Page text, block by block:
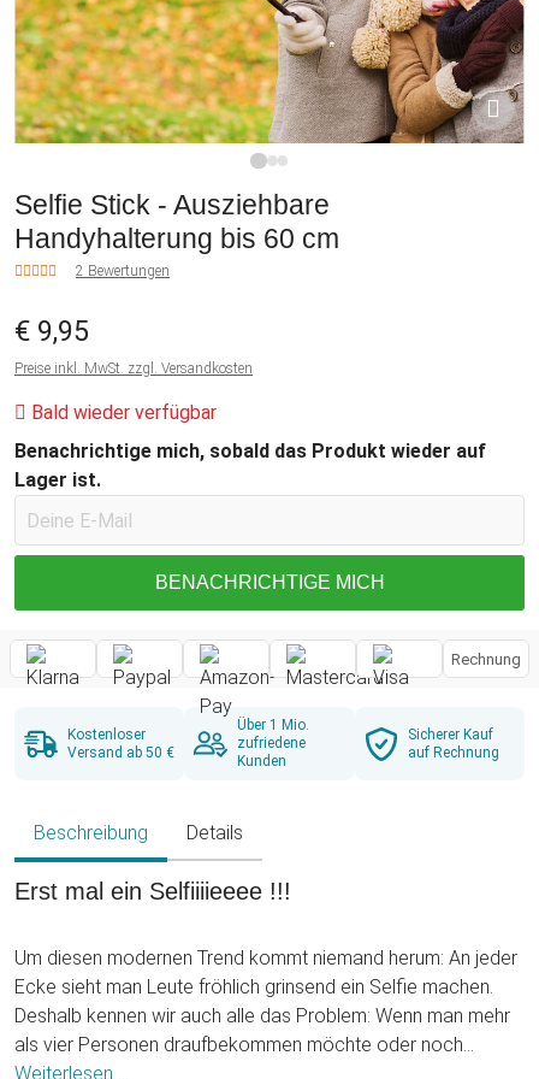
Selfie Stick - Ausziehbare
Handyhalterung bis 60 cm
2 Bewertungen
€ 9,95
Preise inkl. MwSt. zzgl. Versandkosten
Bald wieder verfügbar
Benachrichtige mich, sobald das Produkt wieder auf
Lager ist.
BENACHRICHTIGE MICH
Rechnung
Kostenloser
Versand ab 50 €
Über 1 Mio.
zufriedene
Kunden
Sicherer Kauf
auf Rechnung
Beschreibung Details
Erst mal ein Selfiiiieeee !!!
Um diesen modernen Trend kommt niemand herum: An jeder
Ecke sieht man Leute fröhlich grinsend ein Selfie machen.
Deshalb kennen wir auch alle das Problem: Wenn man mehr
als vier Personen draufbekommen möchte oder noch
irgendwas im Hintergrund erkennbar sein soll, bräuchtest Du
Weiterlesen ...